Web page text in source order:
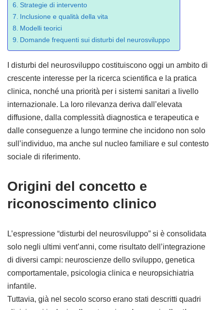
Strategie di intervento
Inclusione e qualità della vita
Modelli teorici
Domande frequenti sui disturbi del neurosviluppo
I disturbi del neurosviluppo costituiscono oggi un ambito di
crescente interesse per la ricerca scientifica e la pratica
clinica, nonché una priorità per i sistemi sanitari a livello
internazionale. La loro rilevanza deriva dall’elevata
diffusione, dalla complessità diagnostica e terapeutica e
dalle conseguenze a lungo termine che incidono non solo
sull’individuo, ma anche sul nucleo familiare e sul contesto
sociale di riferimento.
Origini del concetto e
riconoscimento clinico
L’espressione “disturbi del neurosviluppo” si è consolidata
solo negli ultimi vent’anni, come risultato dell’integrazione
di diversi campi: neuroscienze dello sviluppo, genetica
comportamentale, psicologia clinica e neuropsichiatria
infantile.
Tuttavia, già nel secolo scorso erano stati descritti quadri